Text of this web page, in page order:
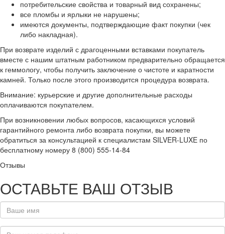
потребительские свойства и товарный вид сохранены;
все пломбы и ярлыки не нарушены;
имеются документы, подтверждающие факт покупки (чек
либо накладная).
При возврате изделий с драгоценными вставками покупатель
вместе с нашим штатным работником предварительно обращается
к геммологу, чтобы получить заключение о чистоте и каратности
камней. Только после этого производится процедура возврата.
Внимание: курьерские и другие дополнительные расходы
оплачиваются покупателем.
При возникновении любых вопросов, касающихся условий
гарантийного ремонта либо возврата покупки, вы можете
обратиться за консультацией к специалистам SILVER-LUXE по
бесплатному номеру 8 (800) 555-14-84
Отзывы
ОСТАВЬТЕ ВАШ ОТЗЫВ